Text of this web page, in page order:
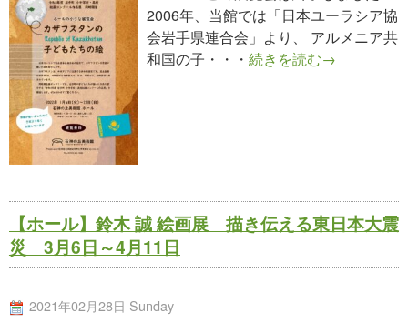
2006年、当館では「日本ユーラシア協
会岩手県連合会」より、 アルメニア共
和国の子・・・ 続きを読む→
【ホール】鈴木 誠 絵画展 描き伝える東日本大震
災 3月6日～4月11日
2021年02月28日 Sunday